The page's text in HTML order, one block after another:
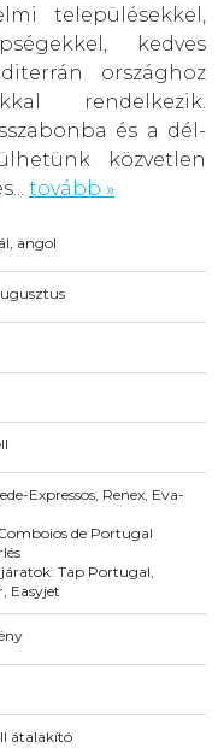
településekkel,
kedves
országhoz
rendelkezik.
és a dél-
közvetlen
tovább »
angol
Expressos, Renex, Eva-
de Portugal
Tap Portugal,
Easyjet
átalakító